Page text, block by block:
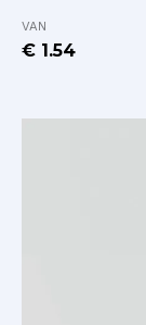
VAN
€ 1.54